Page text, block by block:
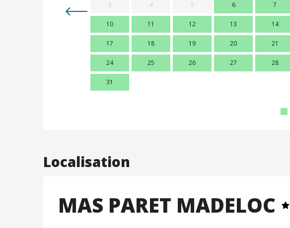
3 4 5 6 7
10 11 12 13 14
17 18 19 20 21
24 25 26 27 28
31
Localisation
MAS PARET MADELOC